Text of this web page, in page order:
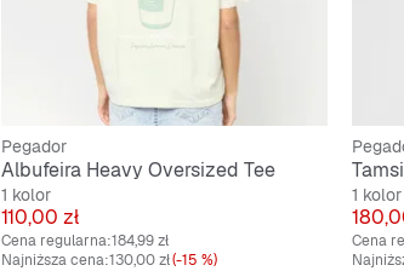
Pegador
Albufeira Heavy Oversized Tee
1 kolor
Cena
110,00 zł
Cena regularna:184,99 zł
Najniższa cena:130,00 zł(-15 %)
1 kolor
Cena
Cena